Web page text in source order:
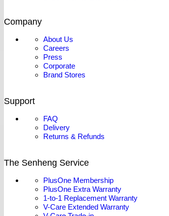
Company
About Us
Careers
Press
Corporate
Brand Stores
Support
FAQ
Delivery
Returns & Refunds
The Senheng Service
PlusOne Membership
PlusOne Extra Warranty
1-to-1 Replacement Warranty
V-Care Extended Warranty